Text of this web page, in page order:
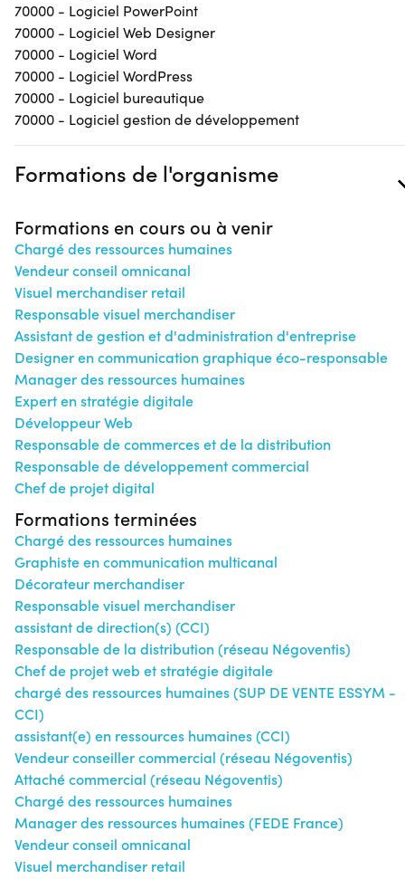
70000 - Logiciel PowerPoint
70000 - Logiciel Web Designer
70000 - Logiciel Word
70000 - Logiciel WordPress
70000 - Logiciel bureautique
70000 - Logiciel gestion de développement
Formations de l'organisme
Formations en cours ou à venir
Chargé des ressources humaines
Vendeur conseil omnicanal
Visuel merchandiser retail
Responsable visuel merchandiser
Assistant de gestion et d'administration d'entreprise
Designer en communication graphique éco-responsable
Manager des ressources humaines
Expert en stratégie digitale
Développeur Web
Responsable de commerces et de la distribution
Responsable de développement commercial
Chef de projet digital
Formations terminées
Chargé des ressources humaines
Graphiste en communication multicanal
Décorateur merchandiser
Responsable visuel merchandiser
assistant de direction(s) (CCI)
Responsable de la distribution (réseau Négoventis)
Chef de projet web et stratégie digitale
chargé des ressources humaines (SUP DE VENTE ESSYM -
CCI)
assistant(e) en ressources humaines (CCI)
Vendeur conseiller commercial (réseau Négoventis)
Attaché commercial (réseau Négoventis)
Chargé des ressources humaines
Manager des ressources humaines (FEDE France)
Vendeur conseil omnicanal
Visuel merchandiser retail